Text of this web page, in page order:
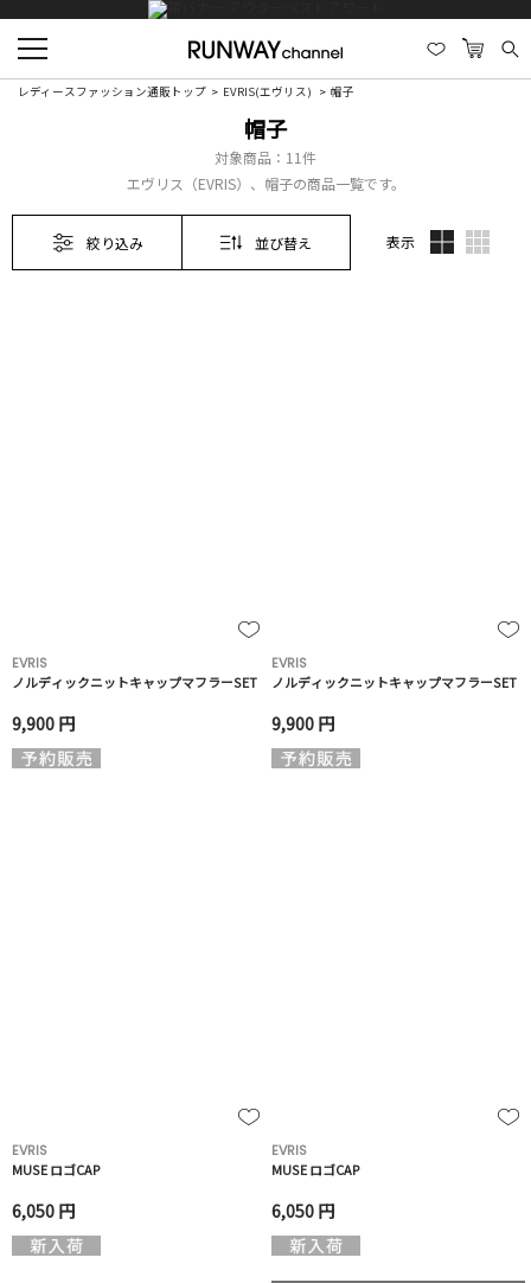
レディースファッション通販トップ EVRIS(エヴリス) 帽子
帽子
対象商品： 11件
エヴリス（EVRIS）、帽子の商品一覧です。
絞り込み 並び替え 表示
EVRIS
ノルディックニットキャップマフラーSET
9,900 円
EVRIS
ノルディックニットキャップマフラーSET
9,900 円
EVRIS
MUSE ロゴCAP
6,050 円
EVRIS
MUSE ロゴCAP
6,050 円